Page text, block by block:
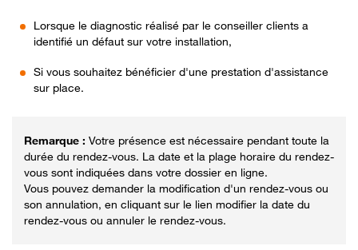
Lorsque le diagnostic réalisé par le conseiller clients a
identifié un défaut sur votre installation,
Si vous souhaitez bénéficier d'une prestation d'assistance
sur place.
Votre présence est nécessaire pendant toute la
durée du rendez-vous. La date et la plage horaire du rendez-
vous sont indiquées dans votre dossier en ligne.
Vous pouvez demander la modification d'un rendez-vous ou
son annulation, en cliquant sur le lien modifier la date du
rendez-vous ou annuler le rendez-vous.